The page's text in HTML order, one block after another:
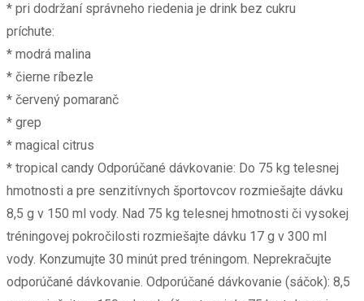
* pri dodržaní správneho riedenia je drink bez cukru
príchute:
* modrá malina
* čierne ríbezle
* červený pomaranč
* grep
* magical citrus
* tropical candy Odporúčané dávkovanie: Do 75 kg telesnej
hmotnosti a pre senzitívnych športovcov rozmiešajte dávku
8,5 g v 150 ml vody. Nad 75 kg telesnej hmotnosti či vysokej
tréningovej pokročilosti rozmiešajte dávku 17 g v 300 ml
vody. Konzumujte 30 minút pred tréningom. Neprekračujte
odporúčané dávkovanie. Odporúčané dávkovanie (sáčok): 8,5